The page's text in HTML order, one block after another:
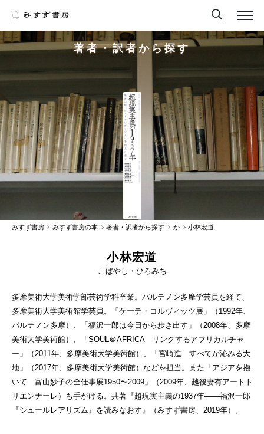
著者・訳者から探す
みすず書房 みすず書房の本 著者・訳者から探す か 小林宏道
小林宏道
こばやし・ひろみち
多摩美術大学美術学部芸術学科卒業。パルテノン多摩学芸員を経て、
多摩美術大学美術館学芸員。「ケーテ・コルヴィッツ展」（1992年、
パルテノン多摩）、「福沢一郎は今日から歩き出す」（2008年、多摩
美術大学美術館）、「SOUL＠AFRICA リンクするアフリカルチャ
ー」（2011年、多摩美術大学美術館）、「宮崎進 すべてが沁みる大
地」（2017年、多摩美術大学美術館）などを担当。また「アジアを抱
いて 富山妙子の全仕事展1950〜2009」（2009年、越後妻有アートト
リエンナーレ）も手がける。共著『超現実主義の1937年——福沢一郎
『シュールレアリズム』を読みなおす』（みすず書房、2019年）。